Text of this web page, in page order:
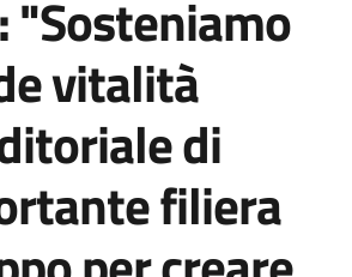
"Sosteniamo
vitalità
di
filiera